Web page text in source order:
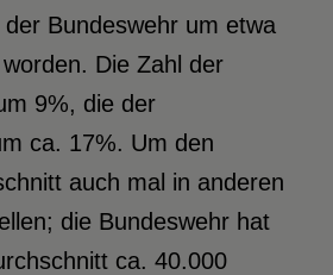
Bundeswehr um etwa
Die Zahl der
9%, die der
ca. 17%. Um den
auch mal in anderen
die Bundeswehr hat
ca. 40.000